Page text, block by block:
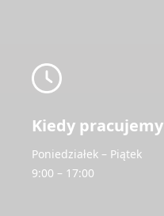
Kiedy pracujemy
Poniedziałek – Piątek
9:00 – 17:00